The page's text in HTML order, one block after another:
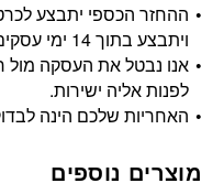
ההחזר הכספי יתבצע
ויתבצע בתוך 14 ימי עסקים מרגע החזרתו.
אנו נבטל את העסקה מול
לפנות אליה ישירות.
האחריות שלכם הינה
מוצרים נוספים